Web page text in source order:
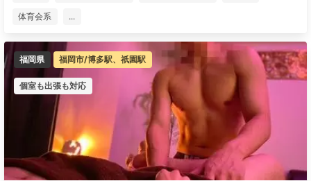
体育会系 ...
福岡県 福岡市/博多駅、祇園駅
個室も出張も対応